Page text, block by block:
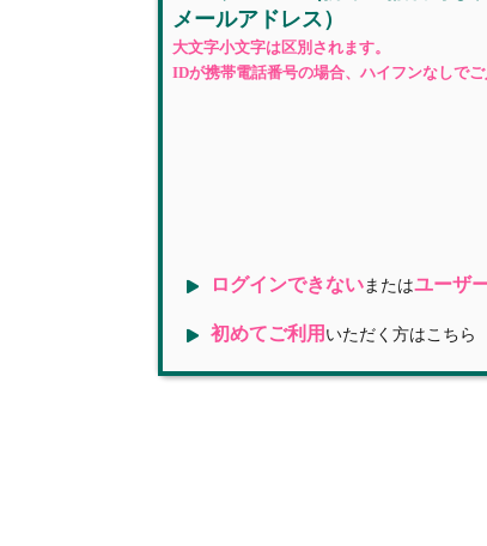
メールアドレス）
大文字小文字は区別されます。
IDが携帯電話番号の場合、ハイフンなしでご
ログインできないまたはユーザ
初めてご利用 いただく方はこちら